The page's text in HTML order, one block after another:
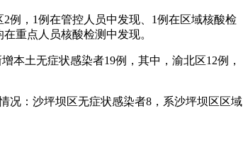
例，1例在管控人员中发现、1例在区域核酸检
重点人员核酸检测中发现。
本土无症状感染者19例，其中，渝北区12例，
况：沙坪坝区无症状感染者8，系沙坪坝区区域